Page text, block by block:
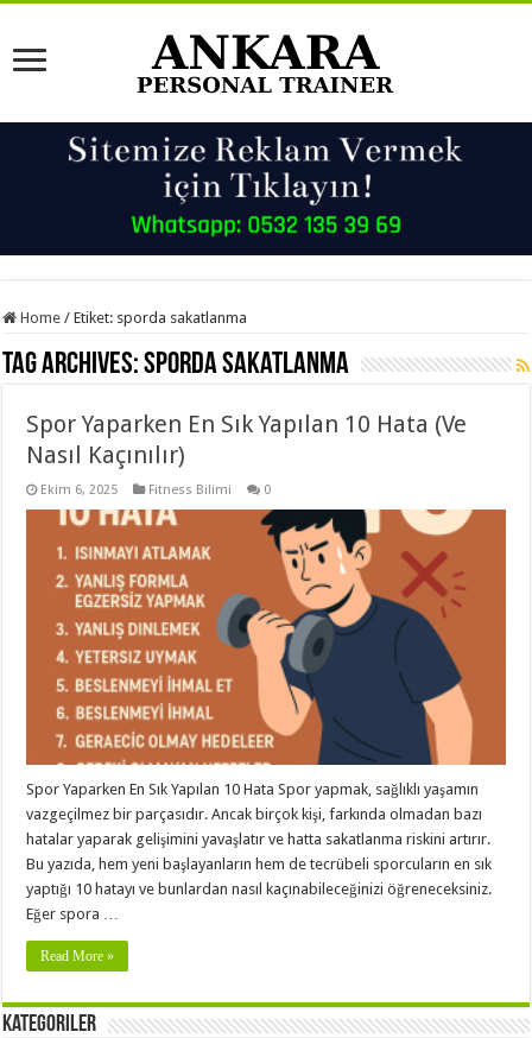
Home / Etiket: sporda sakatlanma
Tag Archives:sporda sakatlanma
Spor Yaparken En Sık Yapılan 10 Hata (Ve
Nasıl Kaçınılır)
Ekim 6, 2025 Fitness Bilimi 0
Spor Yaparken En Sık Yapılan 10 Hata Spor yapmak, sağlıklı yaşamın
vazgeçilmez bir parçasıdır. Ancak birçok kişi, farkında olmadan bazı
hatalar yaparak gelişimini yavaşlatır ve hatta sakatlanma riskini artırır.
Bu yazıda, hem yeni başlayanların hem de tecrübeli sporcuların en sık
yaptığı 10 hatayı ve bunlardan nasıl kaçınabileceğinizi öğreneceksiniz.
Eğer spora …
Read More »
Kategoriler